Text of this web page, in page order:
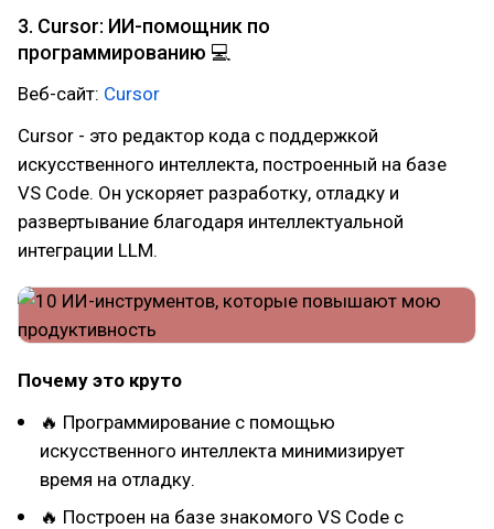
3. Cursor: ИИ-помощник по
программированию 💻
Веб-сайт: Cursor
Cursor - это редактор кода с поддержкой
искусственного интеллекта, построенный на базе
VS Code. Он ускоряет разработку, отладку и
развертывание благодаря интеллектуальной
интеграции LLM.
Почему это круто
🔥 Программирование с помощью
искусственного интеллекта минимизирует
время на отладку.
🔥 Построен на базе знакомого VS Code с